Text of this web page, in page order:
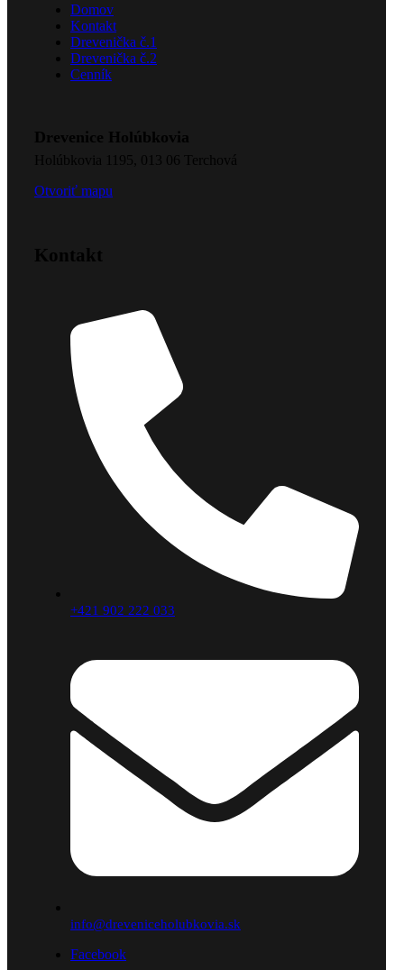
Domov
Kontakt
Drevenička č.1
Drevenička č.2
Cenník
Drevenice Holúbkovia
Holúbkovia 1195, 013 06 Terchová
Otvoriť mapu
Kontakt
+421 902 222 033
info@dreveniceholubkovia.sk
Facebook